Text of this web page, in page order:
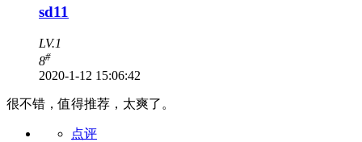
sd11
LV.1
8#
2020-1-12 15:06:42
很不错，值得推荐，太爽了。
点评